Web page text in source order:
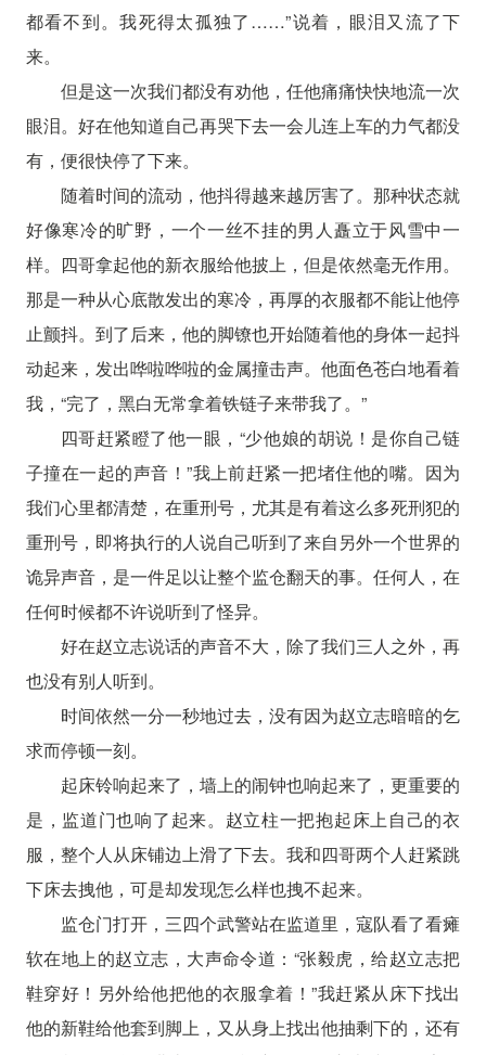
都看不到。我死得太孤独了……”说着，眼泪又流了下
来。
但是这一次我们都没有劝他，任他痛痛快快地流一次
眼泪。好在他知道自己再哭下去一会儿连上车的力气都没
有，便很快停了下来。
随着时间的流动，他抖得越来越厉害了。那种状态就
好像寒冷的旷野，一个一丝不挂的男人矗立于风雪中一
样。四哥拿起他的新衣服给他披上，但是依然毫无作用。
那是一种从心底散发出的寒冷，再厚的衣服都不能让他停
止颤抖。到了后来，他的脚镣也开始随着他的身体一起抖
动起来，发出哗啦哗啦的金属撞击声。他面色苍白地看着
我，“完了，黑白无常拿着铁链子来带我了。”
四哥赶紧瞪了他一眼，“少他娘的胡说！是你自己链
子撞在一起的声音！”我上前赶紧一把堵住他的嘴。因为
我们心里都清楚，在重刑号，尤其是有着这么多死刑犯的
重刑号，即将执行的人说自己听到了来自另外一个世界的
诡异声音，是一件足以让整个监仓翻天的事。任何人，在
任何时候都不许说听到了怪异。
好在赵立志说话的声音不大，除了我们三人之外，再
也没有别人听到。
时间依然一分一秒地过去，没有因为赵立志暗暗的乞
求而停顿一刻。
起床铃响起来了，墙上的闹钟也响起来了，更重要的
是，监道门也响了起来。赵立柱一把抱起床上自己的衣
服，整个人从床铺边上滑了下去。我和四哥两个人赶紧跳
下床去拽他，可是却发现怎么样也拽不起来。
监仓门打开，三四个武警站在监道里，寇队看了看瘫
软在地上的赵立志，大声命令道：“张毅虎，给赵立志把
鞋穿好！另外给他把他的衣服拿着！”我赶紧从床下找出
他的新鞋给他套到脚上，又从身上找出他抽剩下的，还有